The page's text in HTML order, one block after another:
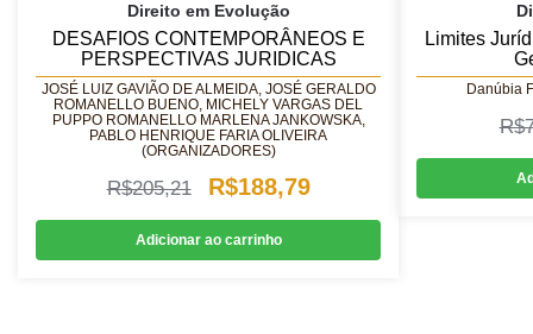
Direito em Evolução
DESAFIOS CONTEMPORÂNEOS E
PERSPECTIVAS JURIDICAS
JOSÉ LUIZ GAVIÃO DE ALMEIDA, JOSÉ GERALDO
ROMANELLO BUENO, MICHELY VARGAS DEL
PUPPO ROMANELLO MARLENA JANKOWSKA,
PABLO HENRIQUE FARIA OLIVEIRA
(ORGANIZADORES)
R$205,21
O
preço
original
R$188,79O
preço
atual
Adicionar ao carrinho
Limites
Danúbia
R$